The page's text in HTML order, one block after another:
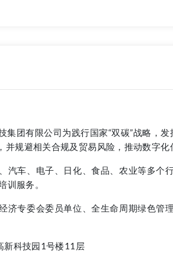
团有限公司为践行国家“双碳”战略，
规避相关合规及贸易风险，推动数字化
汽车、电子、日化、食品、农业等多个
训服务。
济专委会委员单位、全生命周期绿色
新科技园1号楼11层